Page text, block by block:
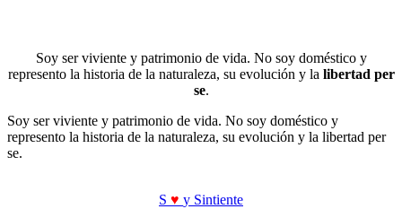
Soy ser viviente y patrimonio de vida. No soy doméstico y
represento la historia de la naturaleza, su evolución y la libertad per
se.
Soy ser viviente y patrimonio de vida. No soy doméstico y
represento la historia de la naturaleza, su evolución y la libertad per
se.
S ♥ y Sintiente